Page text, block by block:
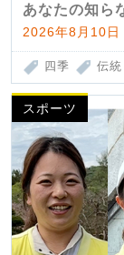
あなたの知ら
2026年8月10
四季 伝
スポーツ